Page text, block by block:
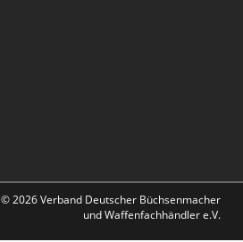
© 2026 Verband Deutscher Büchsenmacher
und Waffenfachhändler e.V.